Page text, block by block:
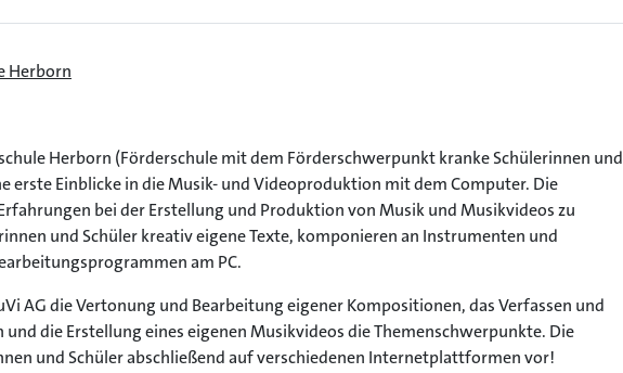
Herborn
Herborn (Förderschule mit dem Förderschwerpunkt kranke Schülerinnen und
erste Einblicke in die Musik- und Videoproduktion mit dem Computer. Die
bei der Erstellung und Produktion von Musik und Musikvideos zu
und Schüler kreativ eigene Texte, komponieren an Instrumenten und
am PC.
AG die Vertonung und Bearbeitung eigener Kompositionen, das Verfassen und
die Erstellung eines eigenen Musikvideos die Themenschwerpunkte. Die
und Schüler abschließend auf verschiedenen Internetplattformen vor!